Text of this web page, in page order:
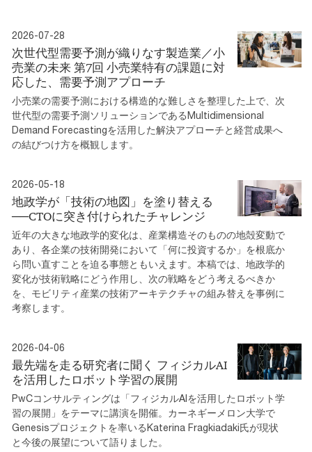
2026-07-28
次世代型需要予測が織りなす製造業／小
売業の未来 第7回 小売業特有の課題に対
応した、需要予測アプローチ
小売業の需要予測における構造的な難しさを整理した上で、次
世代型の需要予測ソリューションであるMultidimensional
Demand Forecastingを活用した解決アプローチと経営成果へ
の結びつけ方を概観します。
2026-05-18
地政学が「技術の地図」を塗り替える
──CTOに突き付けられたチャレンジ
近年の大きな地政学的変化は、産業構造そのものの地殻変動で
あり、各企業の技術開発において「何に投資するか」を根底か
ら問い直すことを迫る事態ともいえます。本稿では、地政学的
変化が技術戦略にどう作用し、次の戦略をどう考えるべきか
を、モビリティ産業の技術アーキテクチャの組み替えを事例に
考察します。
2026-04-06
最先端を走る研究者に聞く フィジカルAI
を活用したロボット学習の展開
PwCコンサルティングは「フィジカルAIを活用したロボット学
習の展開」をテーマに講演を開催。カーネギーメロン大学で
Genesisプロジェクトを率いるKaterina Fragkiadaki氏が現状
と今後の展望について語りました。